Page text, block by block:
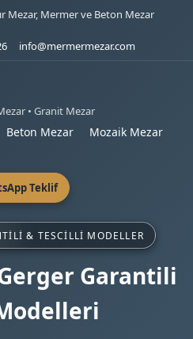
Mezar, Mermer ve Beton Mezar
info@mermermezar.com
• Granit Mezar
Beton Mezar
Mozaik Mezar
Teklif
& TESCILLI MODELLER
Garantili